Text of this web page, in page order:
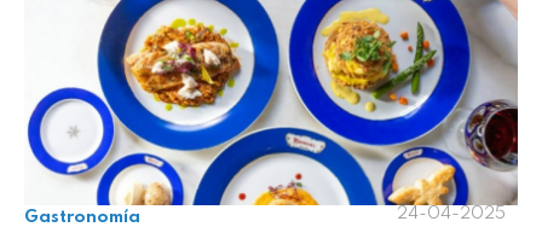
Gastronomía 24-04-2025